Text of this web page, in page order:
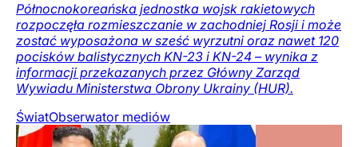
Północnokoreańska jednostka wojsk rakietowych
rozpoczęła rozmieszczanie w zachodniej Rosji i może
zostać wyposażona w sześć wyrzutni oraz nawet 120
pocisków balistycznych KN-23 i KN-24 – wynika z
informacji przekazanych przez Główny Zarząd
Wywiadu Ministerstwa Obrony Ukrainy (HUR).
ŚwiatObserwator mediów